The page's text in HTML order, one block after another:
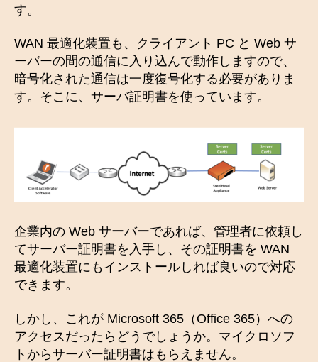
す。
WAN 最適化装置も、クライアント PC と Web サ
ーバーの間の通信に入り込んで動作しますので、
暗号化された通信は一度復号化する必要がありま
す。そこに、サーバ証明書を使っています。
企業内の Web サーバーであれば、管理者に依頼し
てサーバー証明書を入手し、その証明書を WAN
最適化装置にもインストールしれば良いので対応
できます。
しかし、これが Microsoft 365（Office 365）への
アクセスだったらどうでしょうか。マイクロソフ
トからサーバー証明書はもらえません。